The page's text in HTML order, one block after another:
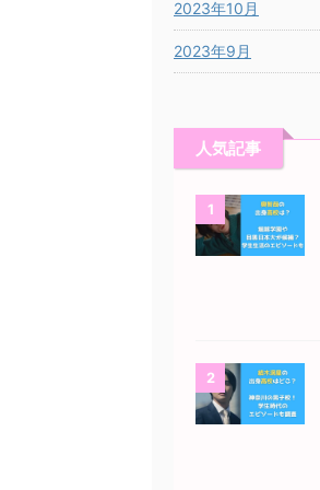
2023年10月
2023年9月
人気記事
1
2